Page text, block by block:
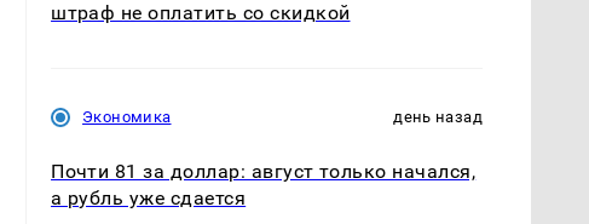
штраф не оплатить со скидкой
Экономика день назад
Почти 81 за доллар: август только начался,
а рубль уже сдается